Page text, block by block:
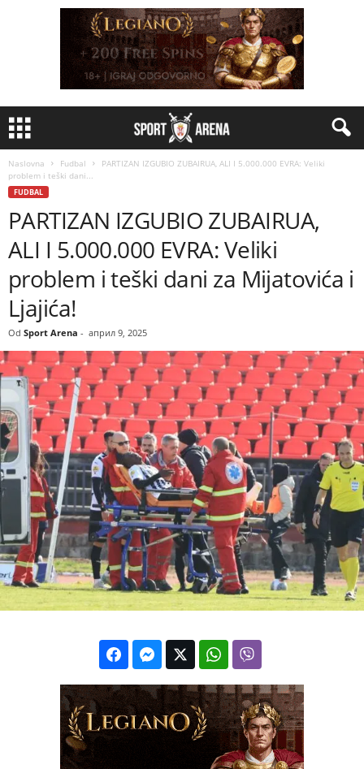
Naslovna Fudbal
PARTIZAN IZGUBIO ZUBAIRUA, ALI I 5.000.000 EVRA: Veliki
problem i teški dani...
FUDBAL
PARTIZAN IZGUBIO ZUBAIRUA,
ALI I 5.000.000 EVRA: Veliki
problem i teški dani za Mijatovića i
Ljajića!
Od Sport Arena - април 9, 2025